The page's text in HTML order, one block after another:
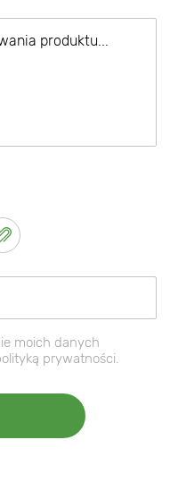
moich danych
prywatności.